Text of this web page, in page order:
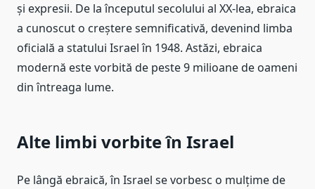
și expresii. De la începutul secolului al XX-lea, ebraica
a cunoscut o creștere semnificativă, devenind limba
oficială a statului Israel în 1948. Astăzi, ebraica
modernă este vorbită de peste 9 milioane de oameni
din întreaga lume.
Alte limbi vorbite în Israel
Pe lângă ebraică, în Israel se vorbesc o mulțime de